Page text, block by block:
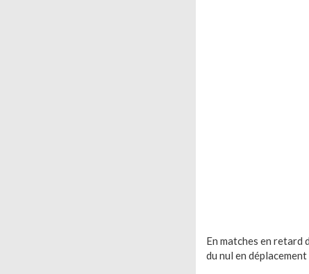
En matches en retard
du nul en